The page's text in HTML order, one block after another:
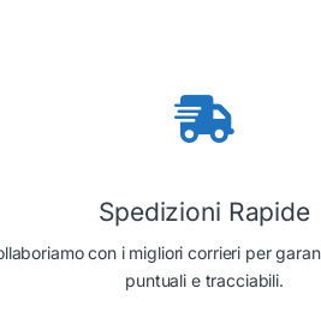
Spedizioni Rapide
con i migliori corrieri per
puntuali e tracciabili.